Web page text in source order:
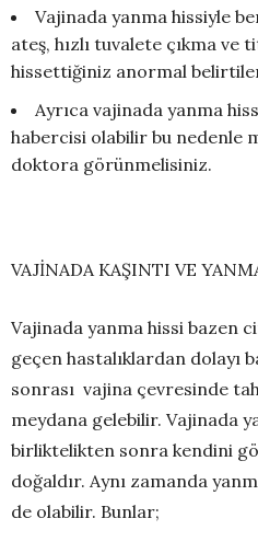
Vajinada yanma hissiyle
ateş, hızlı tuvalete çıkma
hissettiğiniz anormal
Ayrıca vajinada yanma
habercisi olabilir bu nedenle
doktora görünmelisiniz.
VAJİNADA KAŞINTI VE
Vajinada yanma hissi bazen
geçen hastalıklardan dolayı
sonrası vajina çevresinde
meydana gelebilir. Vajinada
birliktelikten sonra kendini
doğaldır. Aynı zamanda
de olabilir. Bunlar;